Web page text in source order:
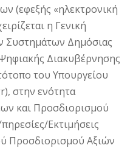
(εφεξής «ηλεκτρονική
η Γενική
Συστημάτων Δημόσιας
Διακυβέρνησης
του Υπουργείου
στην ενότητα
και Προσδιορισμού
Εκτιμήσεις
Προσδιορισμού Αξιών